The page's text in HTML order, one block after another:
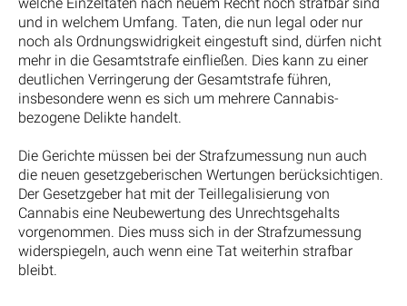
und in welchem Umfang. Taten, die nun legal oder nur
noch als Ordnungswidrigkeit eingestuft sind, dürfen nicht
mehr in die Gesamtstrafe einfließen. Dies kann zu einer
deutlichen Verringerung der Gesamtstrafe führen,
insbesondere wenn es sich um mehrere Cannabis-
bezogene Delikte handelt.
Die Gerichte müssen bei der Strafzumessung nun auch
die neuen gesetzgeberischen Wertungen berücksichtigen.
Der Gesetzgeber hat mit der Teillegalisierung von
Cannabis eine Neubewertung des Unrechtsgehalts
vorgenommen. Dies muss sich in der Strafzumessung
widerspiegeln, auch wenn eine Tat weiterhin strafbar
bleibt.